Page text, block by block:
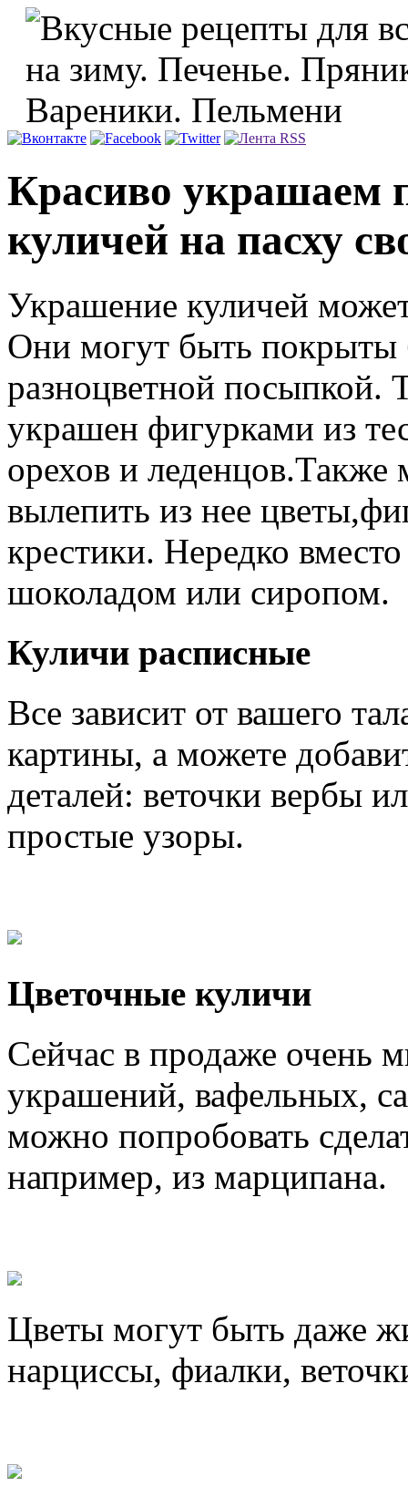
Красиво украшаем
куличей на пасху
Украшение куличей
Они могут быть покрыты
разноцветной посыпкой.
украшен фигурками из
орехов и
вылепить из нее
крестики. Нередко
шоколадом или сиропом.
Куличи расписные
Все зависит от вашего
картины, а можете
деталей: веточки вербы
простые узоры.
Цветочные куличи
Сейчас в продаже очень
украшений, вафельных,
можно попробовать
например, из марципана.
Цветы могут быть даже
нарциссы, фиалки,